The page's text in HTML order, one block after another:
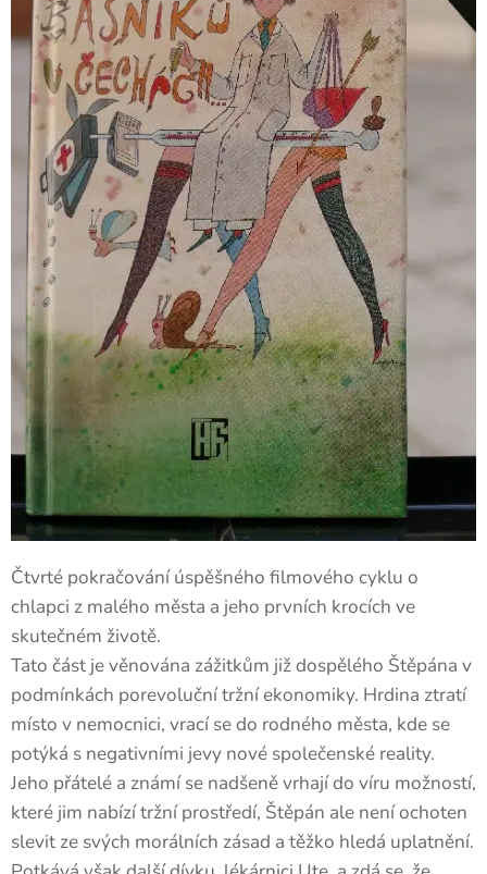
Čtvrté pokračování úspěšného filmového cyklu o
chlapci z malého města a jeho prvních krocích ve
skutečném životě.
Tato část je věnována zážitkům již dospělého Štěpána v
podmínkách porevoluční tržní ekonomiky. Hrdina ztratí
místo v nemocnici, vrací se do rodného města, kde se
potýká s negativními jevy nové společenské reality.
Jeho přátelé a známí se nadšeně vrhají do víru možností,
které jim nabízí tržní prostředí, Štěpán ale není ochoten
slevit ze svých morálních zásad a těžko hledá uplatnění.